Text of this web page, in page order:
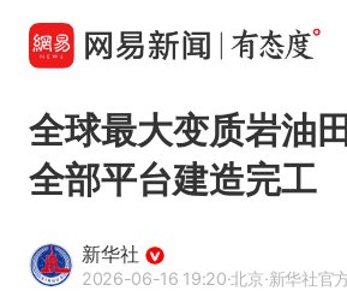
全球最大变质岩油
全部平台建造完工
新华社
2026-06-16 19:20·北京·新华社官